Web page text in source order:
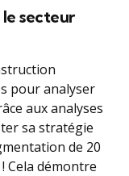
le secteur
pour analyser
aux analyses
sa stratégie
de 20
Cela démontre